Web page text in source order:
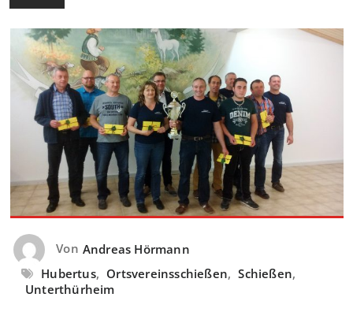
Von Andreas Hörmann
Hubertus, Ortsvereinsschießen, Schießen,
Unterthürheim